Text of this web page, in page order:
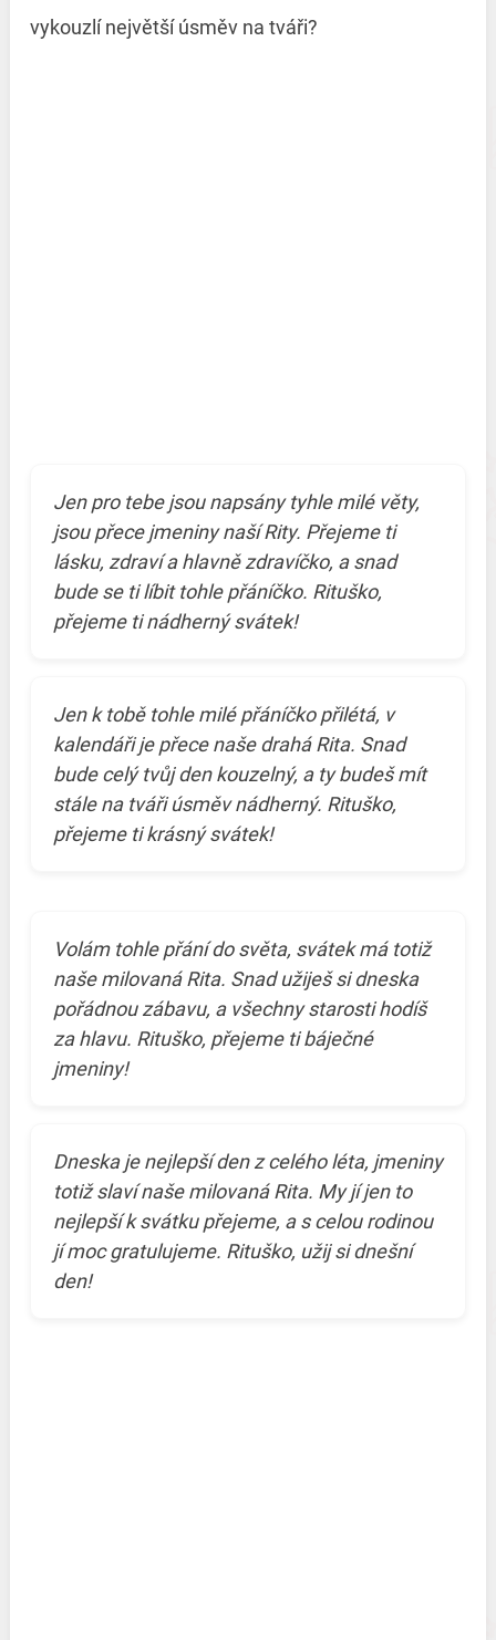
vykouzlí největší úsměv na tváři?
Jen pro tebe jsou napsány tyhle milé věty,
jsou přece jmeniny naší Rity. Přejeme ti
lásku, zdraví a hlavně zdravíčko, a snad
bude se ti líbit tohle přáníčko. Rituško,
přejeme ti nádherný svátek!
Jen k tobě tohle milé přáníčko přilétá, v
kalendáři je přece naše drahá Rita. Snad
bude celý tvůj den kouzelný, a ty budeš mít
stále na tváři úsměv nádherný. Rituško,
přejeme ti krásný svátek!
Volám tohle přání do světa, svátek má totiž
naše milovaná Rita. Snad užiješ si dneska
pořádnou zábavu, a všechny starosti hodíš
za hlavu. Rituško, přejeme ti báječné
jmeniny!
Dneska je nejlepší den z celého léta, jmeniny
totiž slaví naše milovaná Rita. My jí jen to
nejlepší k svátku přejeme, a s celou rodinou
jí moc gratulujeme. Rituško, užij si dnešní
den!